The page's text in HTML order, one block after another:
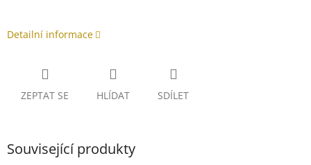
Detailní informace
ZEPTAT SE HLÍDAT SDÍLET
Související produkty